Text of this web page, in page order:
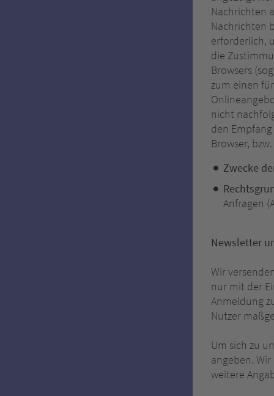
Nachrichten
Nachrichten
erforderlich,
die
Browsers
zum einen
nicht
den
Browser,
Zwecke
Anfragen
Newsletter
Wir
nur mit der
Anmeldung
Nutzer
Um sich zu
angeben.
weitere